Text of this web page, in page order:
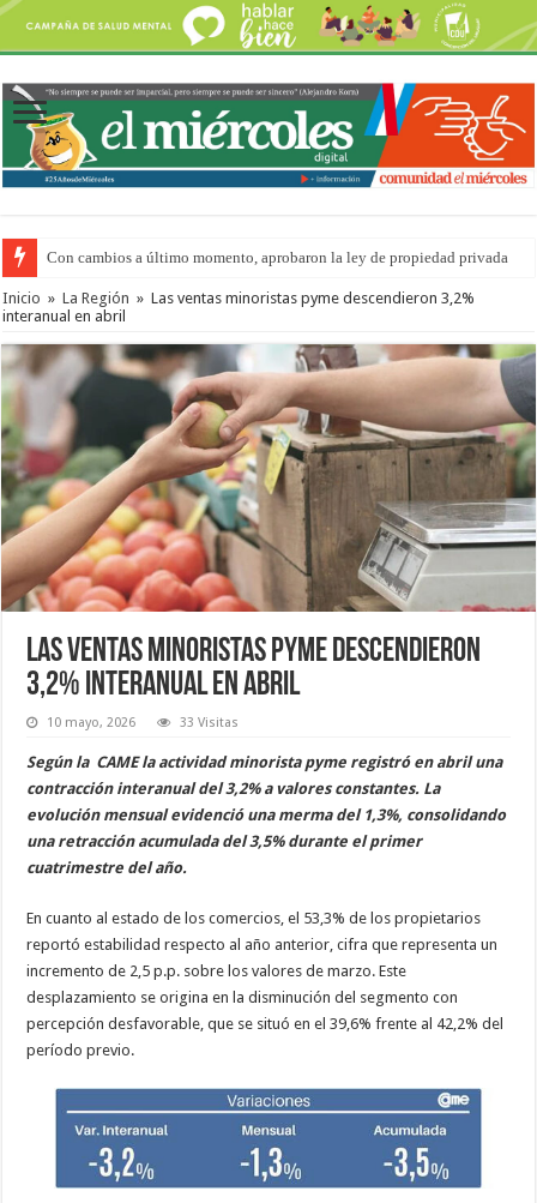
Con cambios a último momento, aprobaron la ley de propiedad privada
Inicio » La Región » Las ventas minoristas pyme descendieron 3,2%
interanual en abril
Las ventas minoristas pyme descendieron
3,2% interanual en abril
10 mayo, 2026 33 Visitas
Según la CAME la actividad minorista pyme registró en abril una
contracción interanual del 3,2% a valores constantes. La
evolución mensual evidenció una merma del 1,3%, consolidando
una retracción acumulada del 3,5% durante el primer
cuatrimestre del año.
En cuanto al estado de los comercios, el 53,3% de los propietarios
reportó estabilidad respecto al año anterior, cifra que representa un
incremento de 2,5 p.p. sobre los valores de marzo. Este
desplazamiento se origina en la disminución del segmento con
percepción desfavorable, que se situó en el 39,6% frente al 42,2% del
período previo.